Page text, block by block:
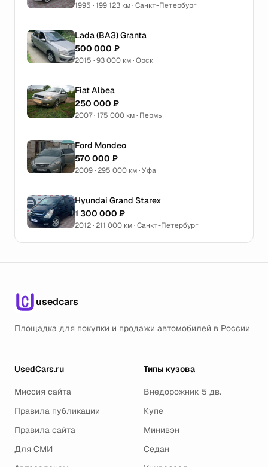
1995 · 199 123 км · Санкт-Петербург
Lada (ВАЗ) Granta
500 000 ₽
2015 · 93 000 км · Орск
Fiat Albea
250 000 ₽
2007 · 175 000 км · Пермь
Ford Mondeo
570 000 ₽
2009 · 295 000 км · Уфа
Hyundai Grand Starex
1 300 000 ₽
2012 · 211 000 км · Санкт-Петербург
usedcars
Площадка для покупки и продажи автомобилей в России
UsedCars.ru
Миссия сайта
Правила публикации
Правила сайта
Для СМИ
Типы кузова
Внедорожник 5 дв.
Купе
Минивэн
Седан